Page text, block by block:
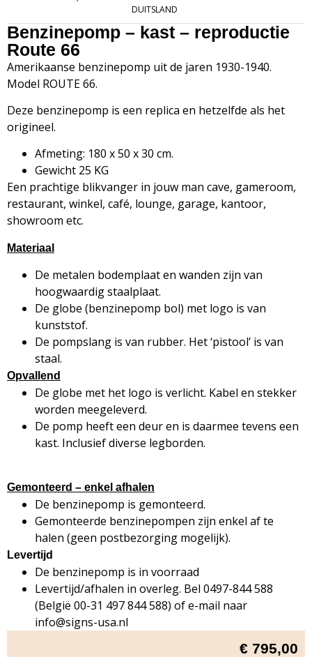
DUITSLAND
Benzinepomp – kast – reproductie
Route 66
Amerikaanse benzinepomp uit de jaren 1930-1940.
Model ROUTE 66.
Deze benzinepomp is een replica en hetzelfde als het
origineel.
Afmeting: 180 x 50 x 30 cm.
Gewicht 25 KG
Een prachtige blikvanger in jouw man cave, gameroom,
restaurant, winkel, café, lounge, garage, kantoor,
showroom etc.
Materiaal
De metalen bodemplaat en wanden zijn van
hoogwaardig staalplaat.
De globe (benzinepomp bol) met logo is van
kunststof.
De pompslang is van rubber. Het ‘pistool’ is van
staal.
Opvallend
De globe met het logo is verlicht. Kabel en stekker
worden meegeleverd.
De pomp heeft een deur en is daarmee tevens een
kast. Inclusief diverse legborden.
Gemonteerd – enkel afhalen
De benzinepomp is gemonteerd.
Gemonteerde benzinepompen zijn enkel af te
halen (geen postbezorging mogelijk).
Levertijd
De benzinepomp is in voorraad
Levertijd/afhalen in overleg. Bel 0497-844 588
(België 00-31 497 844 588) of e-mail naar
info@signs-usa.nl
€ 795,00